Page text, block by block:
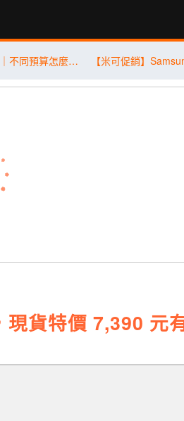
2026 最值得買的手機推薦｜不同預算怎麼選？5 款熱門手機完整比較
貨特價 7,390 元